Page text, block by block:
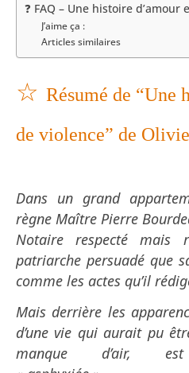
❓ FAQ – Une histoire d’amour
J’aime ça :
Articles similaires
☆ Résumé de “Une
de violence” de
Dans un grand
règne Maître Pierre
Notaire respecté mais
patriarche persuadé que
comme les actes qu’il
Mais derrière les
d’une vie qui aurait pu
manque d’air, est